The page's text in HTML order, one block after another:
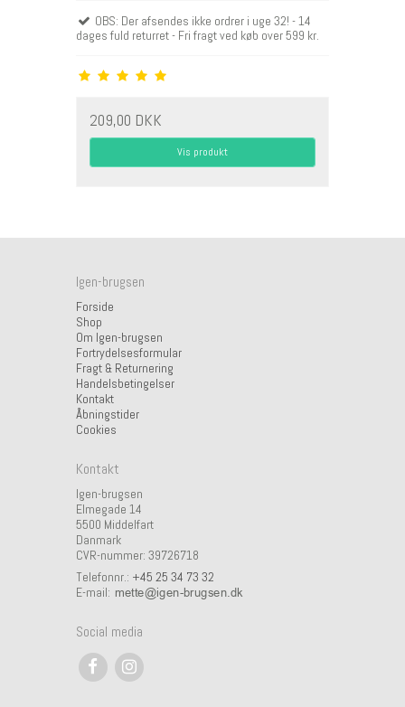
OBS: Der afsendes ikke ordrer i uge 32! - 14
dages fuld returret - Fri fragt ved køb over 599 kr.
209,00 DKK
Vis produkt
Igen-brugsen
Forside
Shop
Om Igen-brugsen
Fortrydelsesformular
Fragt & Returnering
Handelsbetingelser
Kontakt
Åbningstider
Cookies
Kontakt
Igen-brugsen
Elmegade 14
5500 Middelfart
Danmark
CVR-nummer: 39726718
Telefonnr.: +45 25 34 73 32
E-mail:
Social media